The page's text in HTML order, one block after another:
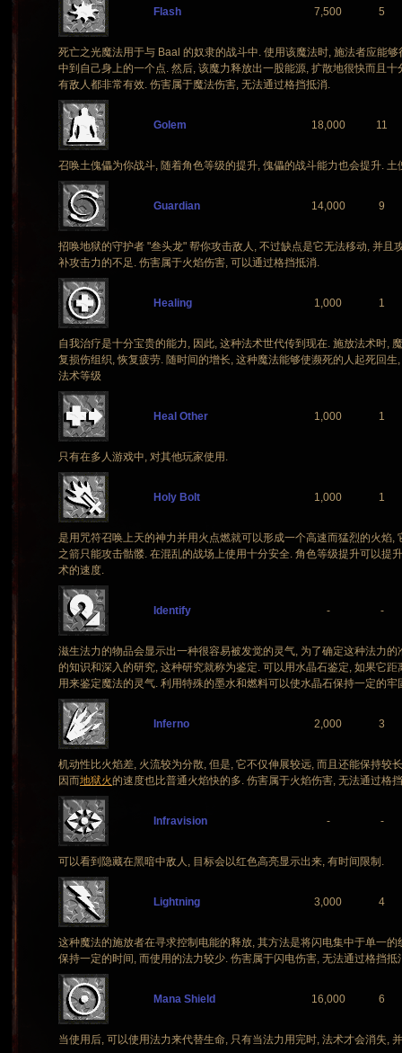
Flash 7,500 5
死亡之光魔法用于与 Baal 的奴隶的战斗中. 使用该魔法时, 施法者应能
中到自己身上的一个点. 然后, 该魔力释放出一股能源, 扩散地很快而且
有敌人都非常有效. 伤害属于魔法伤害, 无法通过格挡抵消.
Golem 18,000 11
召唤土傀儡为你战斗, 随着角色等级的提升, 傀儡的战斗能力也会提升. 土
Guardian 14,000 9
招唤地狱的守护者 "叁头龙" 帮你攻击敌人, 不过缺点是它无法移动, 并且
补攻击力的不足. 伤害属于火焰伤害, 可以通过格挡抵消.
Healing 1,000 1
自我治疗是十分宝贵的能力, 因此, 这种法术世代传到现在. 施放法术时,
复损伤组织, 恢复疲劳. 随时间的增长, 这种魔法能够使濒死的人起死回
法术等级
Heal Other 1,000 1
只有在多人游戏中, 对其他玩家使用.
Holy Bolt 1,000 1
是用咒符召唤上天的神力并用火点燃就可以形成一个高速而猛烈的火焰,
之箭只能攻击骷髅. 在混乱的战场上使用十分安全. 角色等级提升可以提
术的速度.
Identify - -
滋生法力的物品会显示出一种很容易被发觉的灵气, 为了确定这种法力
的知识和深入的研究, 这种研究就称为鉴定. 可以用水晶石鉴定, 如果它
用来鉴定魔法的灵气. 利用特殊的墨水和燃料可以使水晶石保持一定的
Inferno 2,000 3
机动性比火焰差, 火流较为分散, 但是, 它不仅伸展较远, 而且还能保持较
因而地狱火的速度也比普通火焰快的多. 伤害属于火焰伤害, 无法通过格
Infravision - -
可以看到隐藏在黑暗中敌人, 目标会以红色高亮显示出来, 有时间限制.
Lightning 3,000 4
这种魔法的施放者在寻求控制电能的释放, 其方法是将闪电集中于单一
保持一定的时间, 而使用的法力较少. 伤害属于闪电伤害, 无法通过格挡抵
Mana Shield 16,000 6
当使用后, 可以使用法力来代替生命, 只有当法力用完时, 法术才会消失,